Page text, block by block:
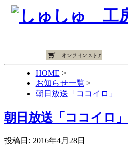
HOME >
お知らせ一覧 >
朝日放送「ココイロ」
朝日放送「ココイロ」
投稿日: 2016年4月28日